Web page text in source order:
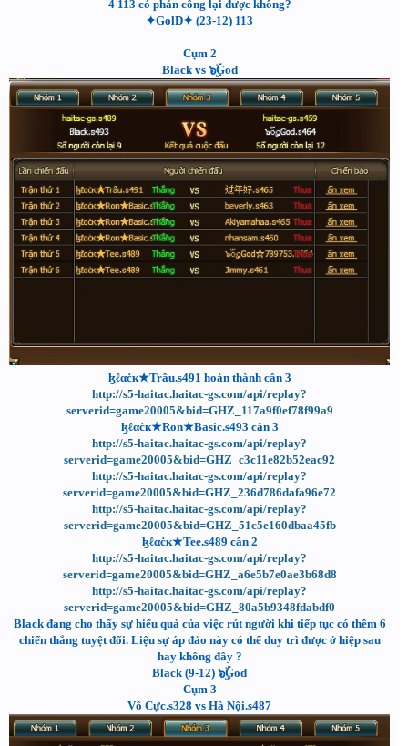
4 113 có phản công lại được không?
✦GolD✦ (23-12) 113
Cụm 2
Black vs ๖ۣۜGod
ɮℓαċк★Trâu.s491 hoàn thành cân 3
http://s5-haitac.haitac-gs.com/api/replay?
serverid=game20005&bid=GHZ_117a9f0ef78f99a9
ɮℓαċк★Ron★Basic.s493 cân 3
http://s5-haitac.haitac-gs.com/api/replay?
serverid=game20005&bid=GHZ_c3c11e82b52eac92
http://s5-haitac.haitac-gs.com/api/replay?
serverid=game20005&bid=GHZ_236d786dafa96e72
http://s5-haitac.haitac-gs.com/api/replay?
serverid=game20005&bid=GHZ_51c5e160dbaa45fb
ɮℓαċк★Tee.s489 cân 2
http://s5-haitac.haitac-gs.com/api/replay?
serverid=game20005&bid=GHZ_a6e5b7e0ae3b68d8
http://s5-haitac.haitac-gs.com/api/replay?
serverid=game20005&bid=GHZ_80a5b9348fdabdf0
Black đang cho thấy sự hiểu quả của việc rút người khi tiếp tục có thêm 6
chiến thắng tuyệt đối. Liệu sự áp đảo này có thể duy trì được ở hiệp sau
hay không đây ?
Black (9-12) ๖ۣۜGod
Cụm 3
Vô Cực.s328 vs Hà Nội.s487